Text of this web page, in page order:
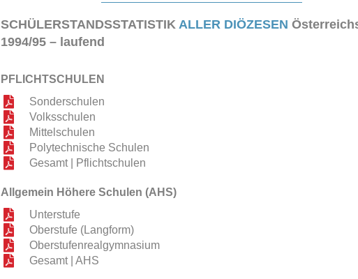
SCHÜLERSTANDSSTATISTIK ALLER DIÖZESEN
1994/95 – laufend
PFLICHTSCHULEN
Sonderschulen
Volksschulen
Mittelschulen
Polytechnische Schulen
Gesamt | Pflichtschulen
Allgemein Höhere Schulen (AHS)
Unterstufe
Oberstufe (Langform)
Oberstufenrealgymnasium
Gesamt | AHS